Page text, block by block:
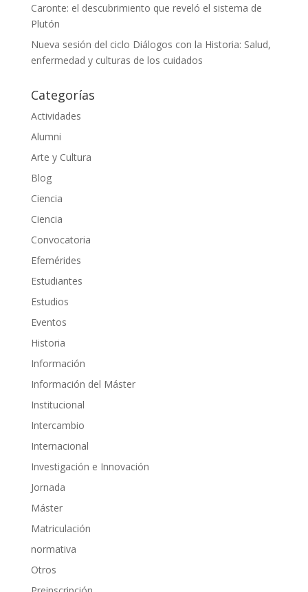
Caronte: el descubrimiento que reveló el sistema de
Plutón
Nueva sesión del ciclo Diálogos con la Historia: Salud,
enfermedad y culturas de los cuidados
Categorías
Actividades
Alumni
Arte y Cultura
Blog
Ciencia
Ciencia
Convocatoria
Efemérides
Estudiantes
Estudios
Eventos
Historia
Información
Información del Máster
Institucional
Intercambio
Internacional
Investigación e Innovación
Jornada
Máster
Matriculación
normativa
Otros